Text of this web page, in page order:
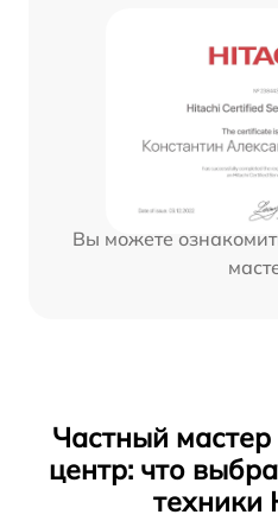
Вы можете
Частный
центр: что
техники